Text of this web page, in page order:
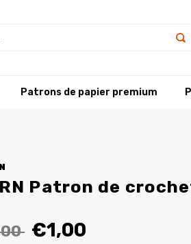
Patrons de papier premium
Patron de
€1,00